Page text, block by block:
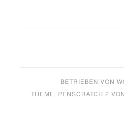
BETRIEBEN VON
THEME: PENSCRATCH 2 VON